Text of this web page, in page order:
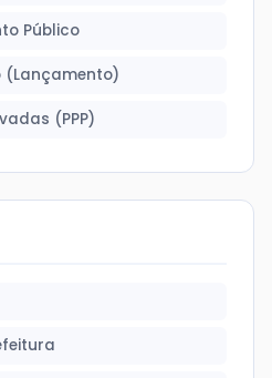
Público
(Lançamento)
(PPP)